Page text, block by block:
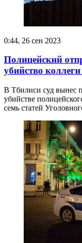
0:44, 26 сен 2023
Полицейский
убийство
В Тбилиси суд вынес
убийстве
семь статей